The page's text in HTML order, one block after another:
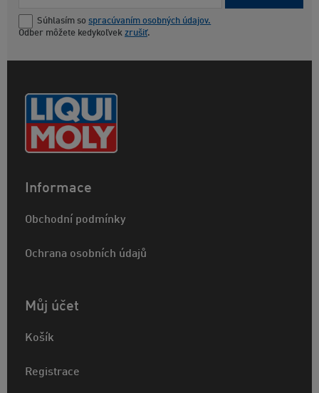
Súhlasím so spracúvaním osobných údajov.
Odber môžete kedykoľvek zrušiť.
Informace
Obchodní podmínky
Ochrana osobních údajů
Můj účet
Košík
Registrace